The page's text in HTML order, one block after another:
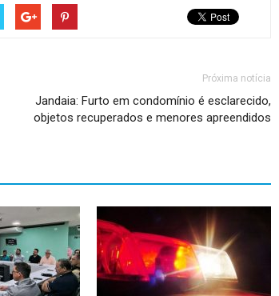
Próxima notícia
Jandaia: Furto em condomínio é esclarecido,
objetos recuperados e menores apreendidos